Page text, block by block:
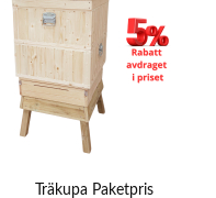
Träkupa Paketpris